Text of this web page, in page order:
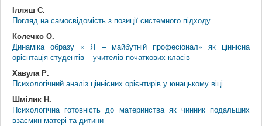
Ілляш С.
Погляд на самосвідомість з позиції системного підходу
Колечко О.
Динаміка образу « Я – майбутній професіонал» як ціннісна
орієнтація студентів – учителів початкових класів
Хавула Р.
Психологічний аналіз ціннісних орієнтирів у юнацькому віці
Шмілик Н.
Психологічна готовність до материнства як чинник подальших
взаємин матері та дитини